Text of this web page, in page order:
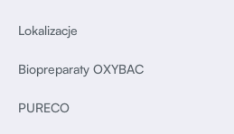
Lokalizacje
Biopreparaty OXYBAC
PURECO